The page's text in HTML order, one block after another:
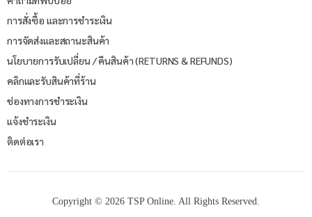
การสั่งซื้อ และการชำระเงิน
การจัดส่งและสถานะสินค้า
นโยบายการรับเปลี่ยน / คืนสินค้า (RETURNS & REFUNDS)
คลิกและรับสินค้าที่ร้าน
ช่องทางการชำระเงิน
แจ้งชำระเงิน
ติดต่อเรา
Copyright © 2026 TSP Online. All Rights Reserved.